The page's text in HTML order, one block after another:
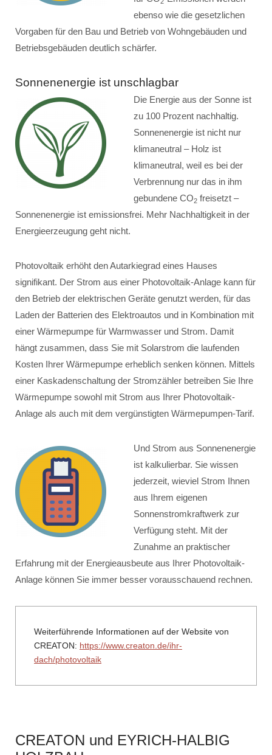
ebenso wie die gesetzlichen
Vorgaben für den Bau und Betrieb von Wohngebäuden und
Betriebsgebäuden deutlich schärfer.
Sonnenenergie ist unschlagbar
Die Energie aus der Sonne ist
zu 100 Prozent nachhaltig.
Sonnenenergie ist nicht nur
klimaneutral – Holz ist
klimaneutral, weil es bei der
Verbrennung nur das in ihm
gebundene CO2 freisetzt –
Sonnenenergie ist emissionsfrei. Mehr Nachhaltigkeit in der
Energieerzeugung geht nicht.
Photovoltaik erhöht den Autarkiegrad eines Hauses
signifikant. Der Strom aus einer Photovoltaik-Anlage kann für
den Betrieb der elektrischen Geräte genutzt werden, für das
Laden der Batterien des Elektroautos und in Kombination mit
einer Wärmepumpe für Warmwasser und Strom. Damit
hängt zusammen, dass Sie mit Solarstrom die laufenden
Kosten Ihrer Wärmepumpe erheblich senken können. Mittels
einer Kaskadenschaltung der Stromzähler betreiben Sie Ihre
Wärmepumpe sowohl mit Strom aus Ihrer Photovoltaik-
Anlage als auch mit dem vergünstigten Wärmepumpen-Tarif.
Und Strom aus Sonnenenergie
ist kalkulierbar. Sie wissen
jederzeit, wieviel Strom Ihnen
aus Ihrem eigenen
Sonnenstromkraftwerk zur
Verfügung steht. Mit der
Zunahme an praktischer
Erfahrung mit der Energieausbeute aus Ihrer Photovoltaik-
Anlage können Sie immer besser vorausschauend rechnen.
Weiterführende Informationen auf der Website von
CREATON: https://www.creaton.de/ihr-
dach/photovoltaik
CREATON und EYRICH-HALBIG